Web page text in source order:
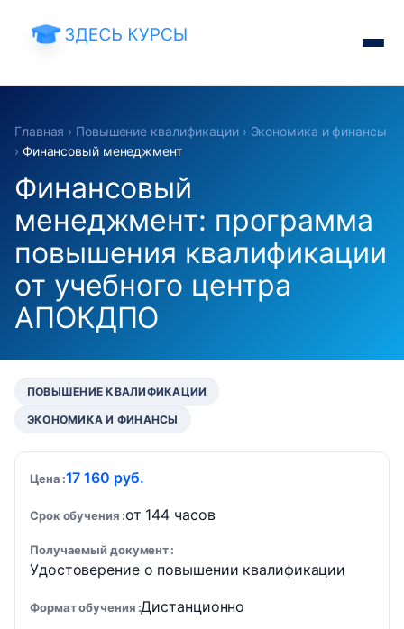
Главная › Повышение квалификации› Экономика и финансы
› Финансовый менеджмент
Финансовый
менеджмент: программа
повышения квалификации
от учебного центра
АПОКДПО
ПОВЫШЕНИЕ КВАЛИФИКАЦИИ
ЭКОНОМИКА И ФИНАНСЫ
Цена 17 160 руб.
Срок обучения от 144 часов
Получаемый документ
Удостоверение о повышении квалификации
Формат обучения Дистанционно